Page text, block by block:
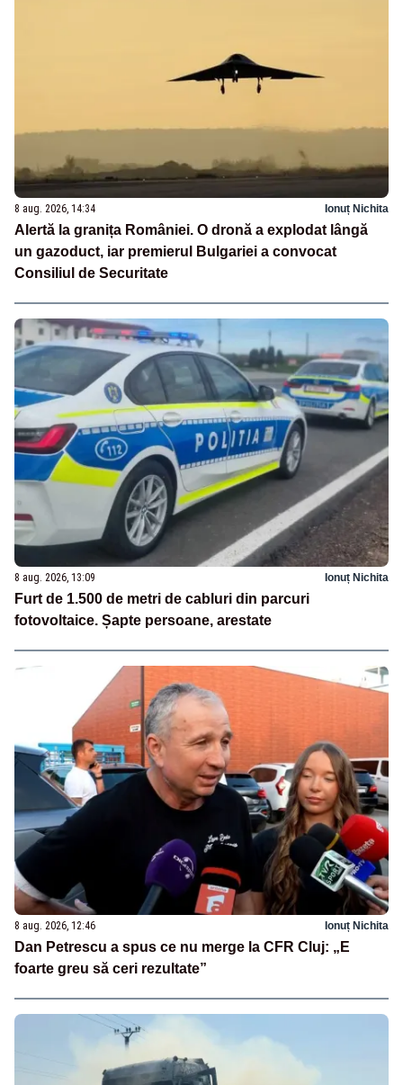
8 aug. 2026, 14:34 Ionuț Nichita
Alertă la granița României. O dronă a explodat lângă
un gazoduct, iar premierul Bulgariei a convocat
Consiliul de Securitate
8 aug. 2026, 13:09 Ionuț Nichita
Furt de 1.500 de metri de cabluri din parcuri
fotovoltaice. Șapte persoane, arestate
8 aug. 2026, 12:46 Ionuț Nichita
Dan Petrescu a spus ce nu merge la CFR Cluj: „E
foarte greu să ceri rezultate”